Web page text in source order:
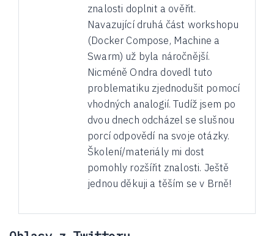
znalosti doplnit a ověřit.
Navazující druhá část workshopu
(Docker Compose, Machine a
Swarm) už byla náročnější.
Nicméně Ondra dovedl tuto
problematiku zjednodušit pomocí
vhodných analogií. Tudíž jsem po
dvou dnech odcházel se slušnou
porcí odpovědí na svoje otázky.
Školení/materiály mi dost
pomohly rozšířit znalosti. Ještě
jednou děkuji a těším se v Brně!